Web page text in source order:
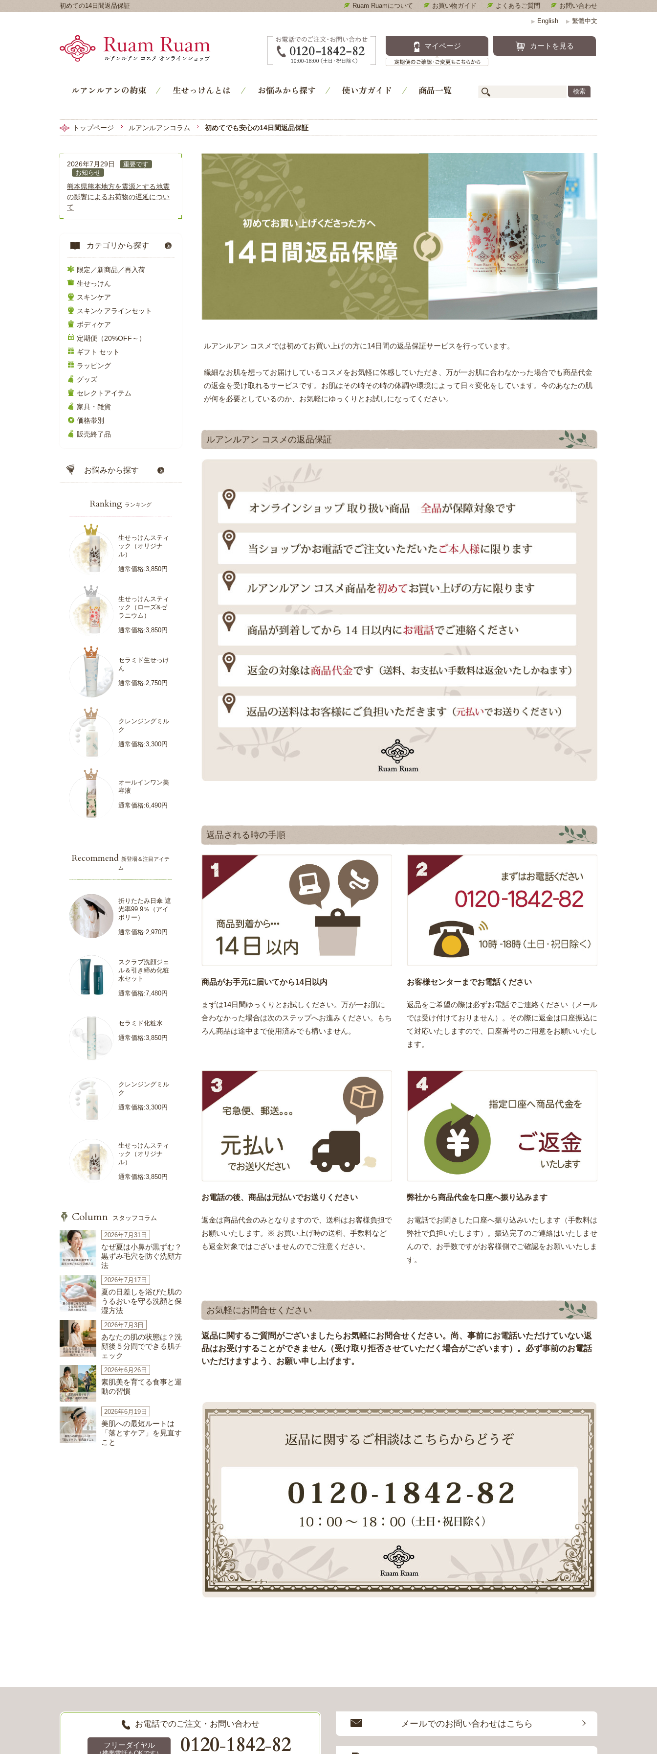
初めての14日間返品保証 Ruam Ruamについて お買い物ガイド よくあるご質問 お問い合わせ
Ruam Ruam-ルアンルアン コスメ通販｜洗顔石鹸・スキンケア
マイページ
カートを見る
▶ English ▶ 繁體中文
ルアンルアンの約束 生せっけんとは お悩みから探す 使い方ガイド 商品一覧
トップページ ルアンルアンコラム 初めてでも安心の14日間返品保証
ルアンルアン コスメでは初めてお買い上げの方に14日間の返品保証サービスを行っています。
繊細なお肌を想ってお届けしているコスメをお気軽に体感していただき、万が一お肌に合わなかった場合でも商品代金
の返金を受け取れるサービスです。お肌はその時その時の体調や環境によって日々変化をしています。今のあなたの肌
が何を必要としているのか、お気軽にゆっくりとお試しになってください。
ルアンルアン コスメの返品保証
返品される時の手順
商品がお手元に届いてから14日以内
まずは14日間ゆっくりとお試しください。万が一お肌に
合わなかった場合は次のステップへお進みください。もち
ろん商品は途中まで使用済みでも構いません。
お客様センターまでお電話ください
返品をご希望の際は必ずお電話でご連絡ください（メール
では受け付けておりません）。その際に返金は口座振込に
て対応いたしますので、口座番号のご用意をお願いいたし
ます。
お電話の後、商品は元払いでお送りください
返金は商品代金のみとなりますので、送料はお客様負担で
お願いいたします。※ お買い上げ時の送料、手数料など
も返金対象ではございませんのでご注意ください。
弊社から商品代金を口座へ振り込みます
お電話でお聞きした口座へ振り込みいたします（手数料は
弊社で負担いたします）。振込完了のご連絡はいたしませ
んので、お手数ですがお客様側でご確認をお願いいたしま
す。
お気軽にお問合せください
返品に関するご質問がございましたらお気軽にお問合せください。尚、事前にお電話いただけていない返
品はお受けすることができません（受け取り拒否させていただく場合がございます）。必ず事前のお電話
いただけますよう、お願い申し上げます。
2026年7月29日
重要です
お知らせ
熊本県熊本地方を震源とする地震
の影響によるお荷物の遅延につい
て
カテゴリから探す
限定／新商品／再入荷
生せっけん
スキンケア
スキンケアラインセット
ボディケア
定期便（20%OFF～）
ギフト セット
ラッピング
グッズ
セレクトアイテム
家具・雑貨
価格帯別
販売終了品
お悩みから探す
Ranking ランキング
生せっけんスティ
ック（オリジナ
ル）
通常価格:3,850円
生せっけんスティ
ック（ローズ&ゼ
ラニウム）
通常価格:3,850円
セラミド生せっけ
ん
通常価格:2,750円
クレンジングミル
ク
通常価格:3,300円
オールインワン美
容液
通常価格:6,490円
Recommend 新登場＆注目アイテ
ム
折りたたみ日傘 遮
光率99.9％（アイ
ボリー）
通常価格:2,970円
スクラブ洗顔ジェ
ル＆引き締め化粧
水セット
通常価格:7,480円
セラミド化粧水
通常価格:3,850円
クレンジングミル
ク
通常価格:3,300円
生せっけんスティ
ック（オリジナ
ル）
通常価格:3,850円
Column スタッフコラム
2026年7月31日
なぜ夏は小鼻が黒ずむ？
黒ずみ毛穴を防ぐ洗顔方
法
2026年7月17日
夏の日差しを浴びた肌の
うるおいを守る洗顔と保
湿方法
2026年7月3日
あなたの肌の状態は？洗
顔後５分間でできる肌チ
ェック
2026年6月26日
素肌美を育てる食事と運
動の習慣
2026年6月19日
美肌への最短ルートは
「落とすケア」を見直す
こと
お電話でのご注文・お問い合わせ
フリーダイヤル 0120-1842-82
メールでのお問い合わせはこちら